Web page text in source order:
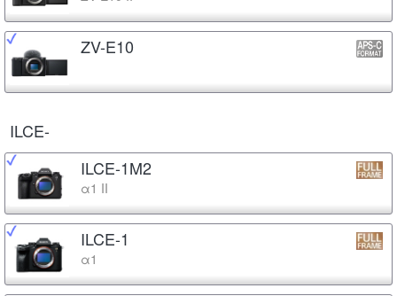
ZV-E10
ILCE-
ILCE-1M2
α1 II
ILCE-1
α1